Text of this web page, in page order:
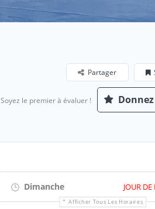
Partager
Soyez le premier à évaluer !
Dimanche JOUR
Afficher Tous Les Horaires